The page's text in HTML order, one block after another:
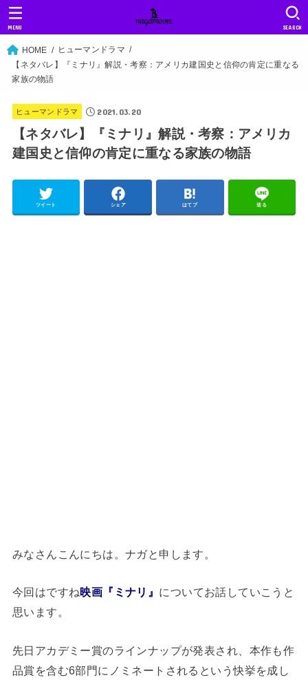
SEARCH
MENU
HOME
ヒューマンドラマ
【ネタバレ】『ミナリ』解説・考察：アメリカ建国史と信仰の肯定に重なる
家族の物語
ヒューマンドラマ 2021.03.20
【ネタバレ】『ミナリ』解説・考察：アメリカ
建国史と信仰の肯定に重なる家族の物語
ツイート シェア はてブ 送る
みなさんこんにちは。ナガと申します。
今回はですね映画『ミナリ』 についてお話していこうと
思います。
先日アカデミー賞のラインナップが発表され、本作も作
品賞を含む6部門にノミネートされるという快挙を成し